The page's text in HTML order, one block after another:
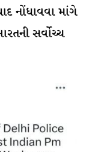
નોંધાવવા માંગે
સર્વોચ્ચ